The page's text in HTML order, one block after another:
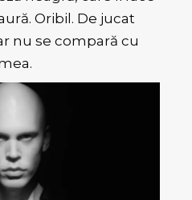
Oribil. De jucat
nu se compară cu